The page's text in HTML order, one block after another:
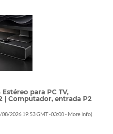
para PC TV,
| Computador, entrada P2
08/2026 19:53 GMT -03:00 - More info)